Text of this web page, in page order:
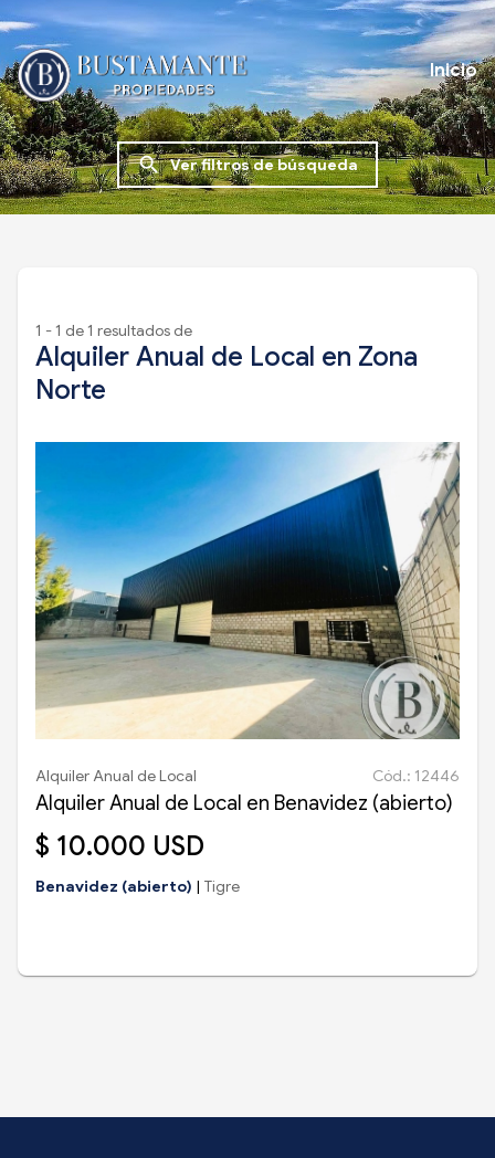
Inicio
search Ver filtros de búsqueda
1 - 1 de 1 resultados de
Alquiler Anual de Local en Zona
Norte
Alquiler Anual de Local Cód.: 12446
Alquiler Anual de Local en Benavidez (abierto)
$ 10.000 USD
Benavidez (abierto) | Tigre